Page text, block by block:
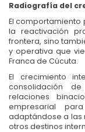
Radiografía del
El comportamiento
la reactivación
frontera, sino
y operativa que
Franca de Cúcuta.
El crecimiento
consolidación
relaciones
empresarial
adaptándose a las
otros destinos